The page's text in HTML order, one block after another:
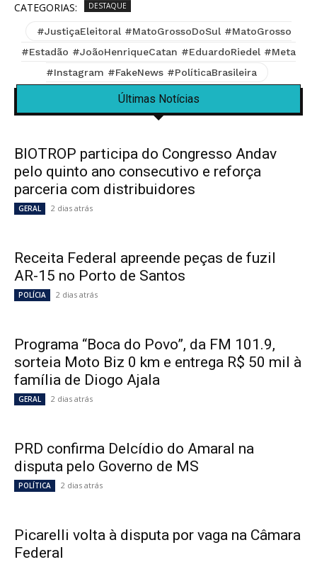
CATEGORIAS: DESTAQUE
#JustiçaEleitoral #MatoGrossoDoSul #MatoGrosso
#Estadão #JoãoHenriqueCatan #EduardoRiedel #Meta
#Instagram #FakeNews #PolíticaBrasileira
Últimas Notícias
BIOTROP participa do Congresso Andav
pelo quinto ano consecutivo e reforça
parceria com distribuidores
GERAL 2 dias atrás
Receita Federal apreende peças de fuzil
AR-15 no Porto de Santos
POLÍCIA 2 dias atrás
Programa “Boca do Povo”, da FM 101.9,
sorteia Moto Biz 0 km e entrega R$ 50 mil à
família de Diogo Ajala
GERAL 2 dias atrás
PRD confirma Delcídio do Amaral na
disputa pelo Governo de MS
POLÍTICA 2 dias atrás
Picarelli volta à disputa por vaga na Câmara
Federal